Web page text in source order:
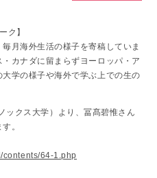
ク】
月海外生活の様子を寄稿していま
カナダに留まらずヨーロッパ・ア
学の様子や海外で学ぶ上での生の
クス大学）より、冨髙碧惟さん
。
contents/64-1.php